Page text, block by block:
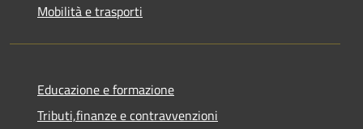
Mobilità e trasporti
Educazione e formazione
Tributi,finanze e contravvenzioni